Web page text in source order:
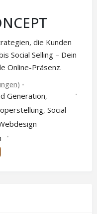
die Kunden
Social Selling – Dein
Online-Präsenz.
Generation,
, Social